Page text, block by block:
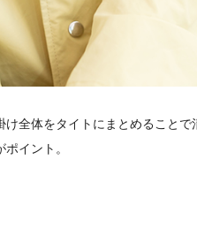
全体をタイトにまとめることで
イント。